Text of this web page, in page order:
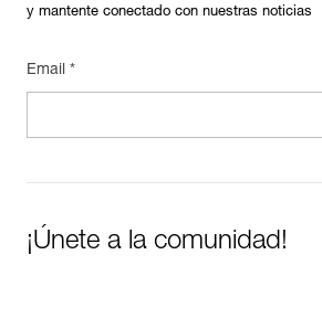
y mantente conectado con nuestras noticias
Email *
¡Únete a la comunidad!